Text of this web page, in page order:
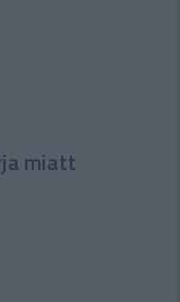
miatt